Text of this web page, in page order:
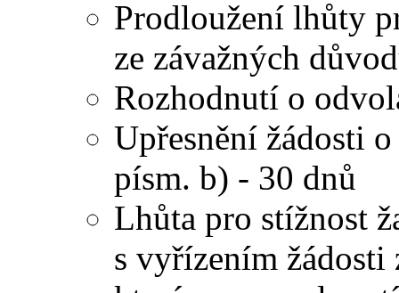
Prodloužení lhůty
ze závažných
Rozhodnutí o
Upřesnění žádosti
písm. b) - 30 dnů
Lhůta pro stížnost
s vyřízením žádosti